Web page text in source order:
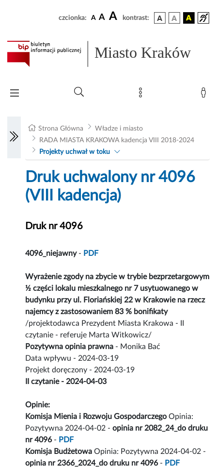
czcionka: A A A kontrast:
Miasto Kraków
Strona Główna
Władze i miasto
RADA MIASTA KRAKOWA kadencja VIII 2018-2024
Projekty uchwał w toku
Druk uchwalony nr 4096
(VIII kadencja)
Druk nr 4096
4096_niejawny- PDF
Wyrażenie zgody na zbycie w trybie bezprzetargowym
½ części lokalu mieszkalnego nr 7 usytuowanego w
budynku przy ul. Floriańskiej 22 w Krakowie na rzecz
najemcy z zastosowaniem 83 % bonifikaty
/projektodawca Prezydent Miasta Krakowa - II
czytanie - referuje Marta Witkowicz/
Pozytywna opinia prawna - Monika Bać
Data wpływu - 2024-03-19
Projekt doręczony - 2024-03-19
II czytanie - 2024-04-03
Opinie:
Komisja Mienia i Rozwoju Gospodarczego Opinia:
Pozytywna 2024-04-02 -opinia nr 2082_24_do druku
nr 4096- PDF
Komisja Budżetowa Opinia: Pozytywna 2024-04-02 -
opinia nr 2366_2024_do druku nr 4096- PDF